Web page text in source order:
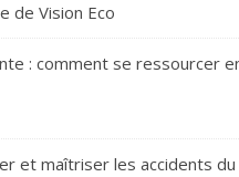
de Vision Eco
: comment se ressourcer
et maîtriser les accidents